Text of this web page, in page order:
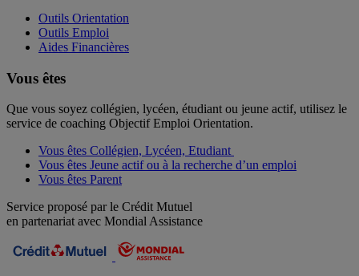
Outils Orientation
Outils Emploi
Aides Financières
Vous êtes
Que vous soyez collégien, lycéen, étudiant ou jeune actif, utilisez le
service de coaching Objectif Emploi Orientation.
Vous êtes Collégien, Lycéen, Etudiant
Vous êtes Jeune actif ou à la recherche d’un emploi
Vous êtes Parent
Service proposé par le Crédit Mutuel
en partenariat avec Mondial Assistance